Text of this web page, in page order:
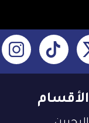
الأقسام